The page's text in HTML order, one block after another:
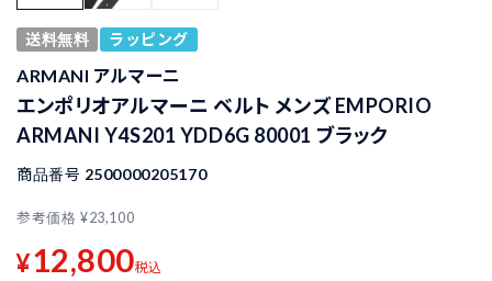
送料無料 ラッピング
ARMANI アルマーニ
エンポリオアルマーニ ベルト メンズ EMPORIO
ARMANI Y4S201 YDD6G 80001 ブラック
商品番号 2500000205170
参考価格 ¥23,100
¥12,800税込